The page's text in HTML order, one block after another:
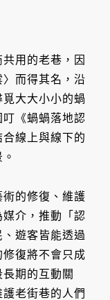
用的老巷，因
而得其名，沿
大大小小的蝸
《蝸蝸落地認
線上與線下的
的修復、維護
介，推動「認
遊客皆能透過
修復將不會只成
期的互動關
老街巷的人們